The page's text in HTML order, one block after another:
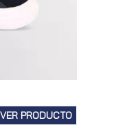
VER PRODUCTO